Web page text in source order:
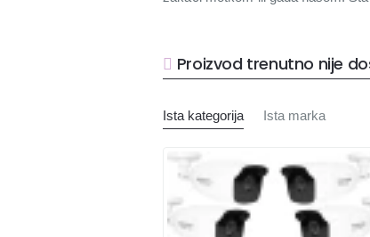
Proizvod trenutno nije
Ista kategorija Ista marka